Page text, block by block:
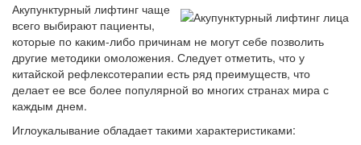
Акупунктурный лифтинг чаще
всего выбирают пациенты,
которые по каким-либо причинам не могут себе позволить
другие методики омоложения. Следует отметить, что у
китайской рефлексотерапии есть ряд преимуществ, что
делает ее все более популярной во многих странах мира с
каждым днем.
Иглоукалывание обладает такими характеристиками: